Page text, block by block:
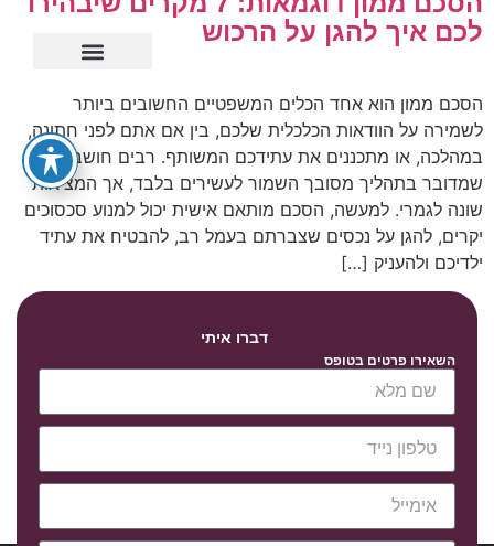
לכם איך להגן על הרכוש
הסכם ממון הוא אחד הכלים המשפטיים החשובים ביותר
לשמירה על הוודאות הכלכלית שלכם, בין אם אתם לפני חתונה,
במהלכה, או מתכננים את עתידכם המשותף. רבים חושבים
שמדובר בתהליך מסובך השמור לעשירים בלבד, אך המציאות
שונה לגמרי. למעשה, הסכם מותאם אישית יכול למנוע סכסוכים
יקרים, להגן על נכסים שצברתם בעמל רב, להבטיח את עתיד
ילדיכם ולהעניק […]
דברו איתי
השאירו פרטים בטופס